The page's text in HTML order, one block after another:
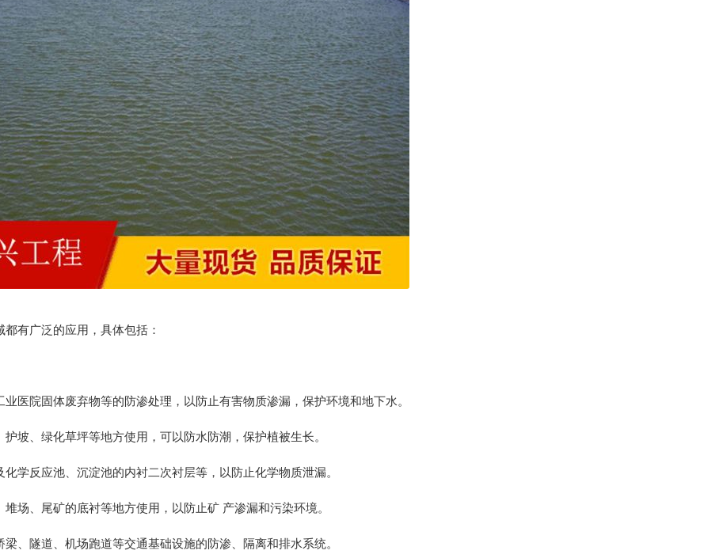
有广泛的应用，具体包括：
医院固体废弃物等的防渗处理，以防止有害物质渗漏，保护环境和地下水。
坡、绿化草坪等地方使用，可以防水防潮，保护植被生长。
学反应池、沉淀池的内衬二次衬层等，以防止化学物质泄漏。
场、尾矿的底衬等地方使用，以防止矿 产渗漏和污染环境。
、隧道、机场跑道等交通基础设施的防渗、隔离和排水系统。